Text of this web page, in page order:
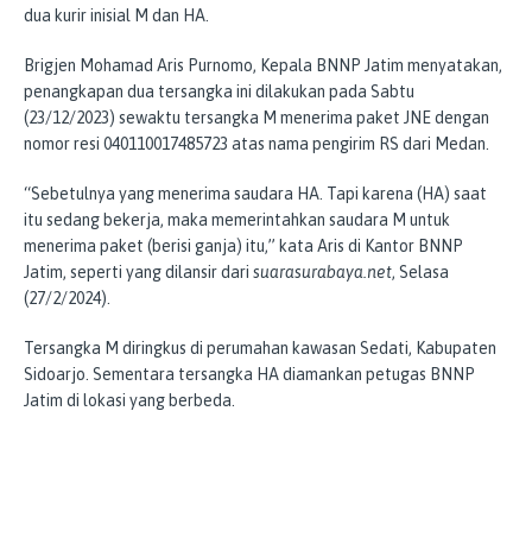
dua kurir inisial M dan HA.
Brigjen Mohamad Aris Purnomo, Kepala BNNP Jatim menyatakan,
penangkapan dua tersangka ini dilakukan pada Sabtu
(23/12/2023) sewaktu tersangka M menerima paket JNE dengan
nomor resi 040110017485723 atas nama pengirim RS dari Medan.
“Sebetulnya yang menerima saudara HA. Tapi karena (HA) saat
itu sedang bekerja, maka memerintahkan saudara M untuk
menerima paket (berisi ganja) itu,” kata Aris di Kantor BNNP
Jatim, seperti yang dilansir dari suarasurabaya.net, Selasa
(27/2/2024).
Tersangka M diringkus di perumahan kawasan Sedati, Kabupaten
Sidoarjo. Sementara tersangka HA diamankan petugas BNNP
Jatim di lokasi yang berbeda.